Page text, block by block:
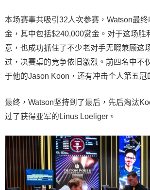
本场赛事共吸引32人次参赛，Watson最
金，其中包括$240,000赏金。对于这场胜
意，也成功抓住了不少老对手无暇兼顾这
过，决赛桌的竞争依旧激烈。前四名中不
于他的Jason Koon，还有冲击个人第五冠
最终，Watson坚持到了最后，先后淘汰
过了获得亚军的Linus Loeliger。